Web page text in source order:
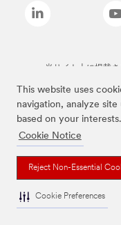
This website uses
navigation, analyze
based on your interests.
Cookie Notice
Reject Non-Essential
Cookie Preferences
当サイト上に掲載